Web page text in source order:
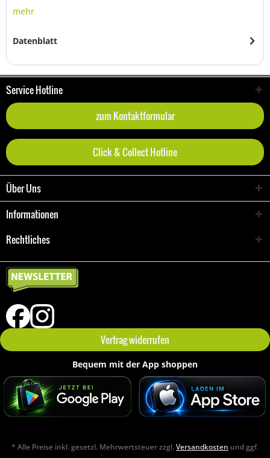
mehr
Datenblatt
Service Hotline
zum Kontaktformular
Click & Collect Hotline
Über Uns
Informationen
Rechtliches
Vertrag widerrufen
Bequem mit der App shoppen
* Alle Preise inkl. gesetzl. Mehrwertsteuer zzgl.Versandkosten und ggf.